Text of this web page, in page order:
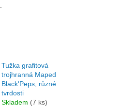
Tužka grafitová
trojhranná Maped
Black'Peps, různé
tvrdosti
Skladem (7 ks)